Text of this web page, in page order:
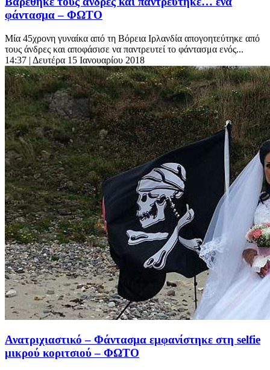
φάντασμα – ΦΩΤΟ
Μία 45χρονη γυναίκα από τη Βόρεια Ιρλανδία απογοητεύτηκε από
τους άνδρες και αποφάσισε να παντρευτεί το φάντασμα ενός...
14:37 | Δευτέρα 15 Ιανουαρίου 2018
Ανατριχιαστικό – Φάντασμα εμφανίστηκε στη selfie
μικρού κοριτσιού – ΦΩΤΟ